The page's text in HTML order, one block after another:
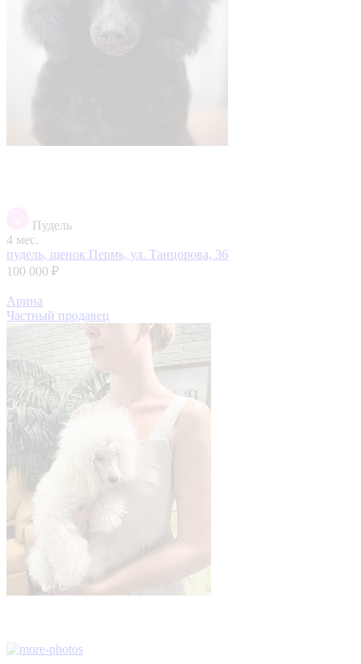
Пудель
4 мес.
пудель, щенок Пермь, ул. Танцорова, 36
100 000 ₽
Арина
Частный продавец